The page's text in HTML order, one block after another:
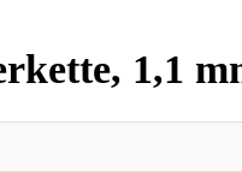
1,1